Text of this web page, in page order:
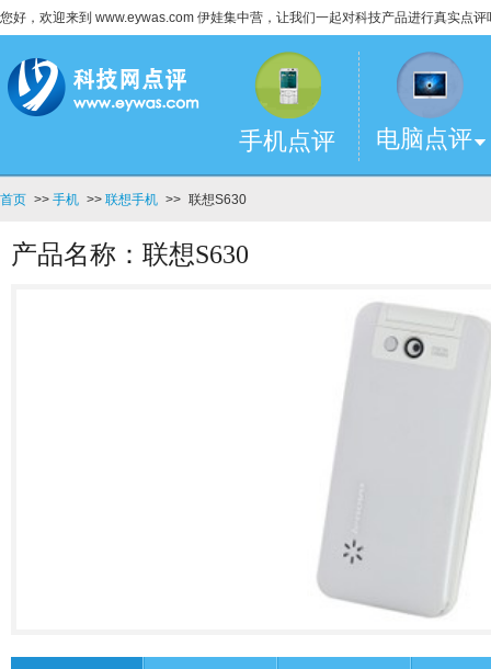
您好，欢迎来到 www.eywas.com 伊娃集中营，让我们一起对科技产品进行真实点评
手机点评 电脑点评
首页 >> 手机 >> 联想手机 >> 联想S630
产品名称：联想S630